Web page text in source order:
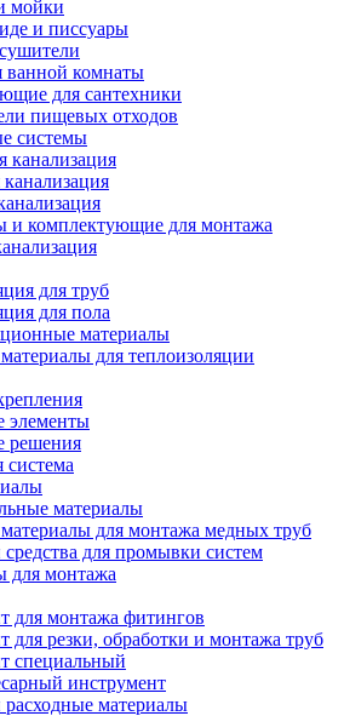
мойки
и писсуары
ванной комнаты
для сантехники
пищевых отходов
системы
канализация
и комплектующие для монтажа
для труб
для пола
материалы
для теплоизоляции
элементы
решения
материалы
для монтажа медных труб
для промывки систем
для монтажа
для монтажа фитингов
для резки, обработки и монтажа труб
специальный
инструмент
расходные материалы